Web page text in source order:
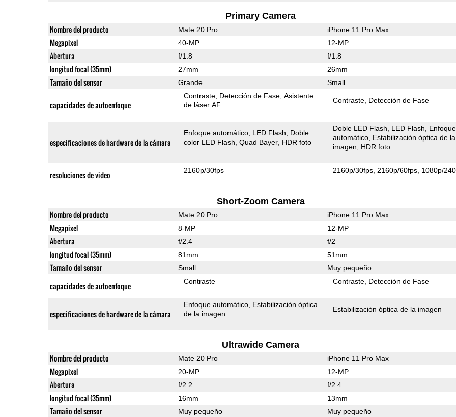
Primary Camera
Nombre del producto Mate 20 Pro iPhone 11 Pro Max
Megapixel 40-MP 12-MP
Abertura f/1.8 f/1.8
longitud focal (35mm) 27mm 26mm
Tamaño del sensor Grande Small
capacidades de autoenfoque
Contraste Detección de Fase Asistente
de láser AF
Contraste Detección de Fase
especificaciones de hardware de la cámara
Enfoque automático LED Flash
Doble
color LED Flash Quad Bayer HDR foto
Doble LED Flash LED Flash
Enfoque
automático Estabilización óptica de la
imagen
HDR foto
resoluciones de video 2160p/30fps 2160p/30fps 2160p/60fps 1080p/
Short-Zoom Camera
Nombre del producto Mate 20 Pro iPhone 11 Pro Max
Megapixel 8-MP 12-MP
Abertura f/2.4 f/2
longitud focal (35mm) 81mm 51mm
Tamaño del sensor Small Muy pequeño
capacidades de autoenfoque Contraste Contraste Detección de Fase
especificaciones de hardware de la cámara
Enfoque automático Estabilización óptica
de la imagen
Estabilización óptica de la imagen
Ultrawide Camera
Nombre del producto Mate 20 Pro iPhone 11 Pro Max
Megapixel 20-MP 12-MP
Abertura f/2.2 f/2.4
longitud focal (35mm) 16mm 13mm
Tamaño del sensor Muy pequeño Muy pequeño